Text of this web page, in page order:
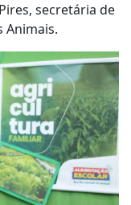
secretária de
Animais.